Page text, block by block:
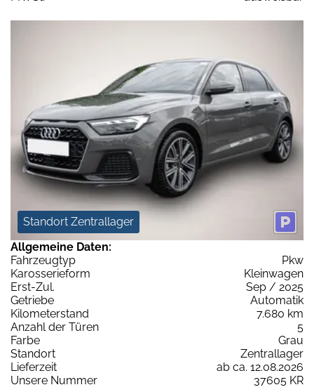
Standort Zentrallager
Allgemeine Daten:
Fahrzeugtyp
Pkw
Karosserieform
Kleinwagen
Erst-Zul.
Sep / 2025
Getriebe
Automatik
Kilometerstand
7.680 km
Anzahl der Türen
5
Farbe
Grau
Standort
Zentrallager
Lieferzeit
ab ca. 12.08.2026
Unsere Nummer
37605 KR